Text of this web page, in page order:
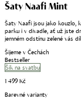
Šaty Naafi Mint
Šaty Naafi jsou jako kouzlo,
parku i v divadle, ať už jste
jemném odstínu zelené vás
Šijeme v Čechách
Bestseller
Šik na svatbu
1 499 Kč
Barevné varianty